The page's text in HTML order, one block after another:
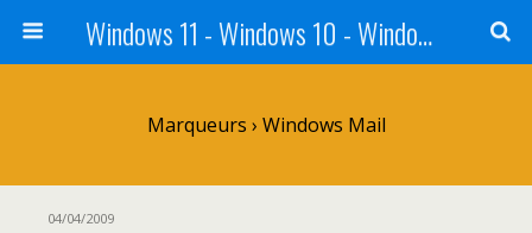
Windows 11 - Windows 10 - Windows 8 - Windows 7 - VISTA
Marqueurs › Windows Mail
04/04/2009